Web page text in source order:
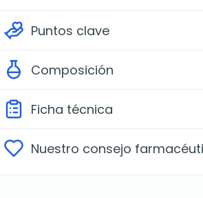
Puntos clave
Composición
Ficha técnica
Nuestro consejo